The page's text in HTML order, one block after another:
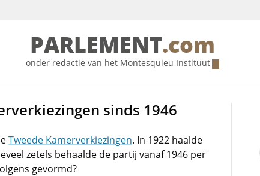
PARLEMENT.com
onder redactie van het Montesquieu Instituut
sinds 1946
Tweede Kamerverkiezingen. In 1922 haalde
zetels behaalde de partij vanaf 1946 per
gevormd?